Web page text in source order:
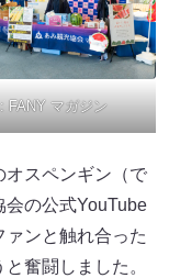
FANY マガジン
オスペンギン（で
会の公式YouTube
ンと触れ合った
奮闘しました。